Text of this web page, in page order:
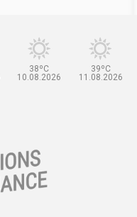
38ºC
10.08.2026
39ºC
11.08.2026